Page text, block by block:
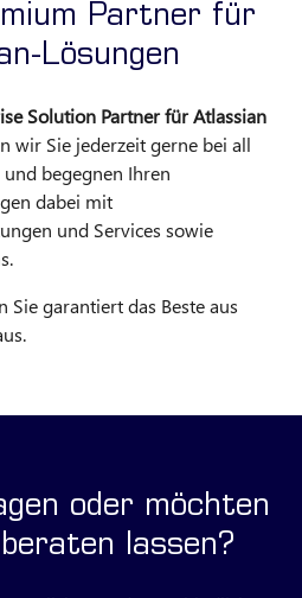
Partner für
Lösungen
Solution Partner für Atlassian
wir Sie jederzeit gerne bei all
begegnen Ihren
dabei mit
und Services sowie
garantiert das Beste aus
oder möchten
lassen?